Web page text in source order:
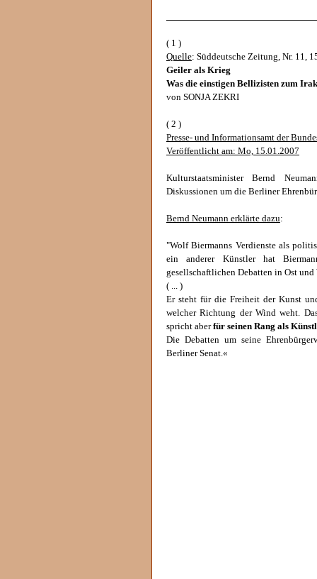
( 1 )
Quelle: Süddeutsche Zeitung, Nr. 11,
Geiler als Krieg
Was die einstigen Bellizisten zum
von SONJA ZEKRI
( 2 )
Presse- und Informationsamt der
Veröffentlicht am: Mo, 15.01.2007
Kulturstaatsminister Bernd
Diskussionen um die Berliner
Bernd Neumann erklärte dazu:
"Wolf Biermanns Verdienste als
ein anderer Künstler hat
gesellschaftlichen Debatten in Ost und
( ... )
Er steht für die Freiheit der Kunst
welcher Richtung der Wind weht.
spricht aberfür seinen Rang als
Die Debatten um seine
Berliner Senat.«